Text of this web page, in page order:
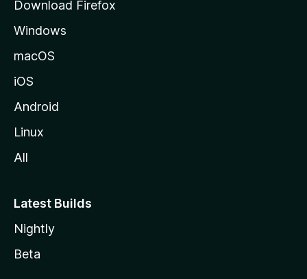
Download Firefox
Windows
macOS
iOS
Android
Linux
All
Latest Builds
Nightly
Beta